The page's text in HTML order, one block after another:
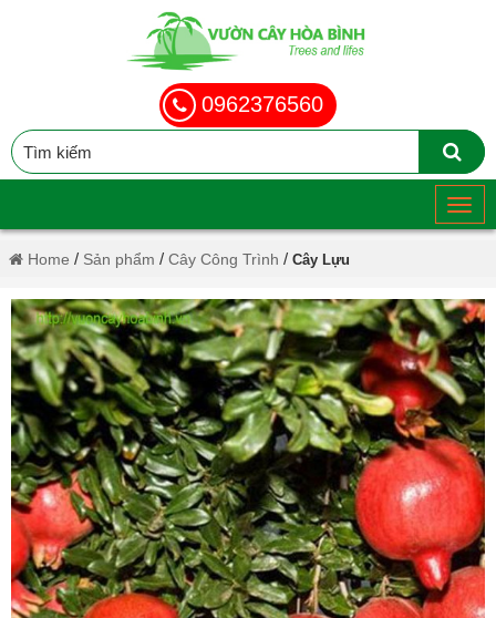
0962376560
Home / Sản phẩm / Cây Công Trình / Cây Lựu